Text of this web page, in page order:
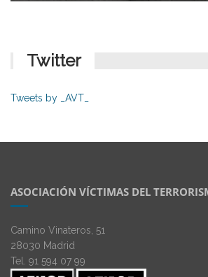
Twitter
Tweets by _AVT_
ASOCIACIÓN VÍCTIMAS DEL
Camino Vinateros, 51
28030 Madrid
Tel. 91 594 07 99